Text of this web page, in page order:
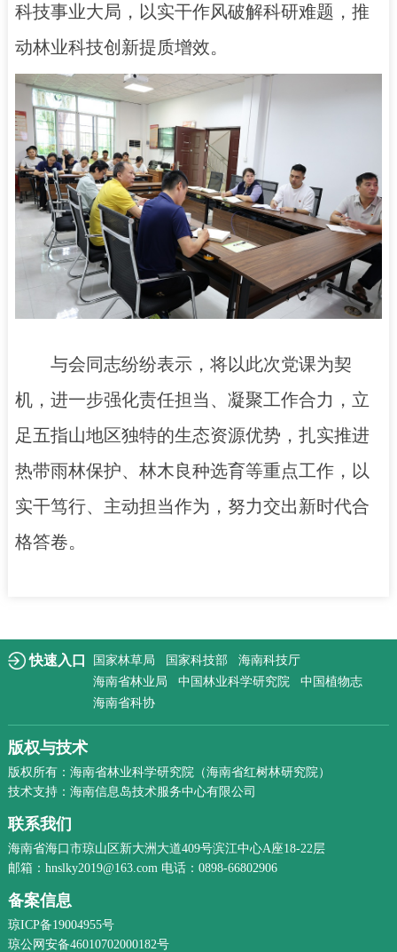
科技事业大局，以实干作风破解科研难题，推
动林业科技创新提质增效。
与会同志纷纷表示，将以此次党课为契
机，进一步强化责任担当、凝聚工作合力，立
足五指山地区独特的生态资源优势，扎实推进
热带雨林保护、林木良种选育等重点工作，以
实干笃行、主动担当作为，努力交出新时代合
格答卷。
快速入口 国家林草局 国家科技部
海南科技厅
海南省林业局
中国林业科学研究院
中国植物志
海南省科协
版权与技术
版权所有：海南省林业科学研究院（海南省红树林研究院）
技术支持：海南信息岛技术服务中心有限公司
联系我们
海南省海口市琼山区新大洲大道409号滨江中心A座18-22层
邮箱：hnslky2019@163.com 电话：0898-66802906
备案信息
琼ICP备19004955号
琼公网安备46010702000182号